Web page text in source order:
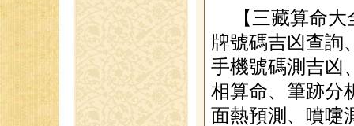
【三藏算命
牌號碼吉凶查詢
手機號碼測吉凶
相算命、筆跡分
面熱預測、噴嚏